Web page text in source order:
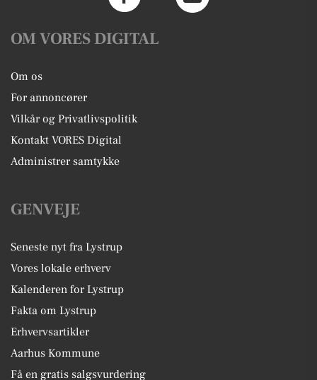
OM VORES DIGITAL
Om os
For annoncører
Vilkår og Privatlivspolitik
Kontakt VORES Digital
Administrer samtykke
GENVEJE
Seneste nyt fra Lystrup
Vores lokale erhverv
Kalenderen for Lystrup
Fakta om Lystrup
Erhvervsartikler
Aarhus Kommune
Få en gratis salgsvurdering